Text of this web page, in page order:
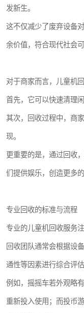
发新生。
这不仅减少了废弃设备
余价值，符合现代社会
对于商家而言，儿童机
首先，它可以快速清理
其次，回收过程中，商
现。
更重要的是，通过回收
们提供娱乐，创造更多的
专业回收的标准与流程
专业的儿童机回收服务
回收团队通常会根据设
通性等因素进行综合评
例如，摇摇车若外观略
重新投入使用；而投币